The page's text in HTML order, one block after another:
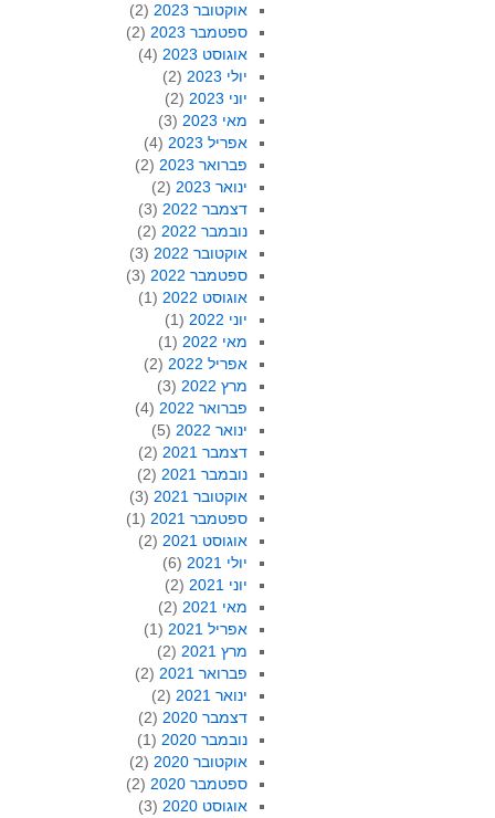
אוקטובר 2023
(2)
ספטמבר 2023
(2)
אוגוסט 2023
(4)
יולי 2023
(2)
יוני 2023
(2)
מאי 2023
(3)
אפריל 2023
(4)
פברואר 2023
(2)
ינואר 2023
(2)
דצמבר 2022
(3)
נובמבר 2022
(2)
אוקטובר 2022
(3)
ספטמבר 2022
(3)
אוגוסט 2022
(1)
יוני 2022
(1)
מאי 2022
(1)
אפריל 2022
(2)
מרץ 2022
(3)
פברואר 2022
(4)
ינואר 2022
(5)
דצמבר 2021
(2)
נובמבר 2021
(2)
אוקטובר 2021
(3)
ספטמבר 2021
(1)
אוגוסט 2021
(2)
יולי 2021
(6)
יוני 2021
(2)
מאי 2021
(2)
אפריל 2021
(1)
מרץ 2021
(2)
פברואר 2021
(2)
ינואר 2021
(2)
דצמבר 2020
(2)
נובמבר 2020
(1)
אוקטובר 2020
(2)
ספטמבר 2020
(2)
אוגוסט 2020
(3)